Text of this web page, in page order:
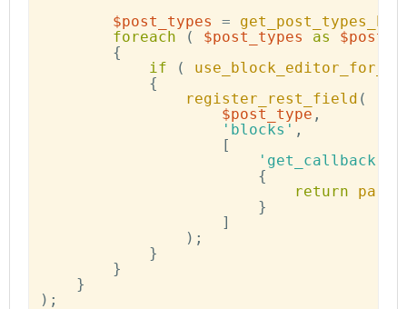
$post_types
=
foreach
( $post_types as
{
if
(
{
register_rest_field (
$post_type ,
'blocks' ,
[
'get_callback'
{
return
}
]
) ;
}
}
}
) ;